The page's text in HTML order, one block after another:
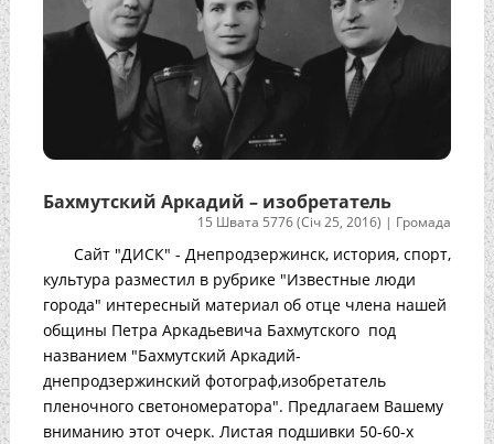
Бахмутский Аркадий – изобретатель
15 Швата 5776 (Січ 25, 2016) | Громада
Сайт "ДИСК" - Днепродзержинск, история, спорт,
культура разместил в рубрике "Известные люди
города" интересный материал об отце члена нашей
общины Петра Аркадьевича Бахмутского под
названием "Бахмутский Аркадий-
днепродзержинский фотограф,изобретатель
пленочного светономератора". Предлагаем Вашему
вниманию этот очерк. Листая подшивки 50-60-х